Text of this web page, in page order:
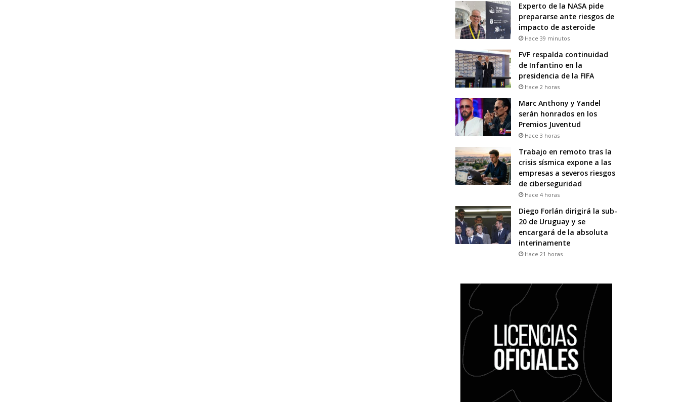
Experto de la NASA pide
prepararse ante riesgos de
impacto de asteroide
Hace 39 minutos
FVF respalda continuidad
de Infantino en la
presidencia de la FIFA
Hace 2 horas
Marc Anthony y Yandel
serán honrados en los
Premios Juventud
Hace 3 horas
Trabajo en remoto tras la
crisis sísmica expone a las
empresas a severos riesgos
de ciberseguridad
Hace 4 horas
Diego Forlán dirigirá la sub-
20 de Uruguay y se
encargará de la absoluta
interinamente
Hace 21 horas